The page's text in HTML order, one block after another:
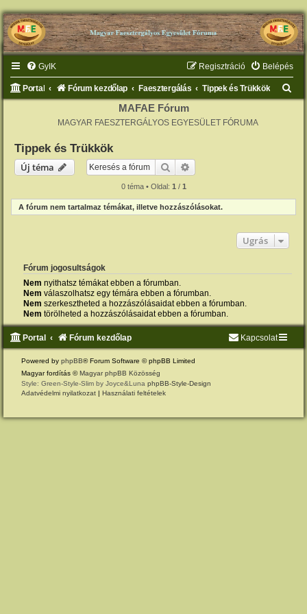
GyIK Belépés
Regisztráció
Portal Fórum kezdőlap Faesztergálás Tippek és Trükkök
MAFAE Fórum
MAGYAR FAESZTERGÁLYOS EGYESÜLET FÓRUMA
Tippek és Trükkök
Új téma
Keresés
0 téma • Oldal: 1 / 1
A fórum nem tartalmaz témákat, illetve hozzászólásokat.
Ugrás
Fórum jogosultságok
Nem nyithatsz témákat ebben a fórumban.
Nem válaszolhatsz egy témára ebben a fórumban.
Nem szerkesztheted a hozzászólásaidat ebben a fórumban.
Nem törölheted a hozzászólásaidat ebben a fórumban.
Portal Fórum kezdőlap Kapcsolat
Powered by phpBB® Forum Software © phpBB Limited
Magyar fordítás ©Magyar phpBB Közösség
Style: Green-Style-Slim by Joyce&Luna phpBB-Style-Design
Adatvédelmi nyilatkozat | Használati feltételek